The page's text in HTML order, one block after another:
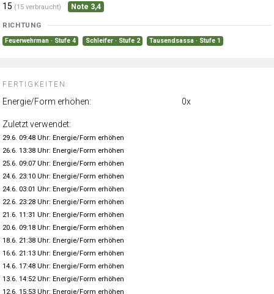
15 (15 verbraucht) Note 3,4
RICHTUNG
Feuerwehrman · Stufe 4 Schleifer · Stufe 2 Tausendsassa · Stufe 1
FERTIGKEITEN:
Energie/Form erhöhen: 0x
Zuletzt verwendet:
29.6. 09:48 Uhr: Energie/Form erhöhen
26.6. 13:38 Uhr: Energie/Form erhöhen
25.6. 09:07 Uhr: Energie/Form erhöhen
24.6. 23:10 Uhr: Energie/Form erhöhen
24.6. 03:01 Uhr: Energie/Form erhöhen
22.6. 23:28 Uhr: Energie/Form erhöhen
21.6. 11:31 Uhr: Energie/Form erhöhen
20.6. 09:18 Uhr: Energie/Form erhöhen
18.6. 21:38 Uhr: Energie/Form erhöhen
16.6. 21:13 Uhr: Energie/Form erhöhen
14.6. 17:48 Uhr: Energie/Form erhöhen
13.6. 14:52 Uhr: Energie/Form erhöhen
12.6. 15:53 Uhr: Energie/Form erhöhen